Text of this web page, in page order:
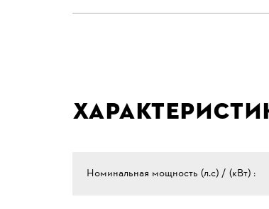
Номинальная мощность (л.с) / (кВт) :